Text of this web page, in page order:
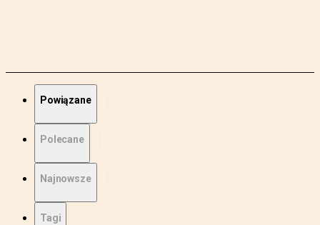
Powiązane
Polecane
Najnowsze
Tagi